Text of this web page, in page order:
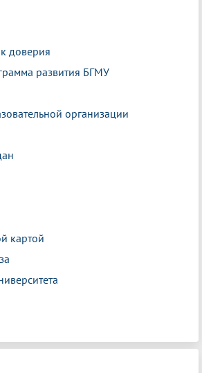
доверия
развития БГМУ
организации
картой